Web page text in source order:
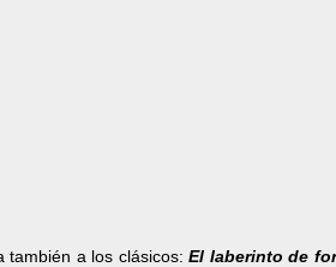
también a los clásicos:El laberinto de